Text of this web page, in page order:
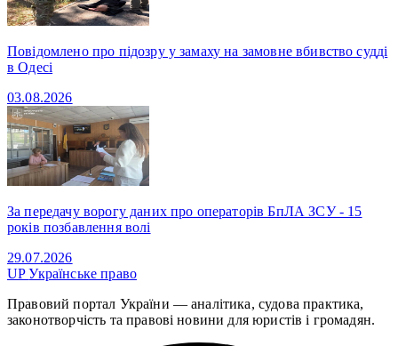
Повідомлено про підозру у замаху на замовне вбивство судді
в Одесі
03.08.2026
За передачу ворогу даних про операторів БпЛА ЗСУ - 15
років позбавлення волі
29.07.2026
UPУкраїнське право
Правовий портал України — аналітика, судова практика,
законотворчість та правові новини для юристів і громадян.